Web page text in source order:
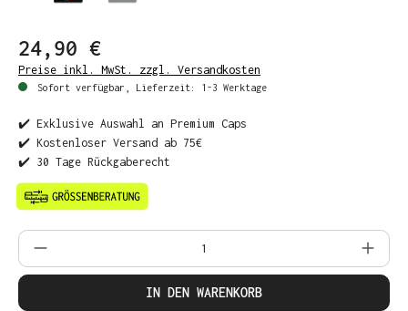
24,90 €
Preise inkl. MwSt. zzgl. Versandkosten
Sofort verfügbar, Lieferzeit: 1-3 Werktage
✔️ Exklusive Auswahl an Premium Caps
✔️ Kostenloser Versand ab 75€
✔️ 30 Tage Rückgaberecht
Produkt Anzahl: Gib den gewünschten
IN DEN WARENKORB